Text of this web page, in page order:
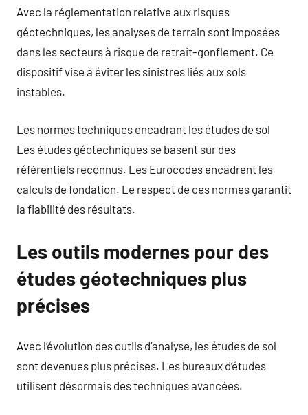
Avec la réglementation relative aux risques
géotechniques, les analyses de terrain sont imposées
dans les secteurs à risque de retrait-gonflement. Ce
dispositif vise à éviter les sinistres liés aux sols
instables.
Les normes techniques encadrant les études de sol
Les études géotechniques se basent sur des
référentiels reconnus. Les Eurocodes encadrent les
calculs de fondation. Le respect de ces normes garantit
la fiabilité des résultats.
Les outils modernes pour des
études géotechniques plus
précises
Avec l’évolution des outils d’analyse, les études de sol
sont devenues plus précises. Les bureaux d’études
utilisent désormais des techniques avancées.